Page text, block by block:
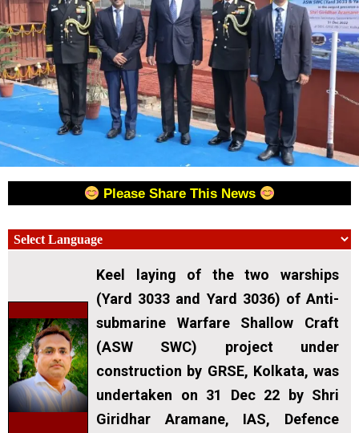
Please Share This News
Keel laying of the two warships
(Yard 3033 and Yard 3036) of Anti-
submarine Warfare Shallow Craft
(ASW SWC) project under
construction by GRSE, Kolkata, was
undertaken on 31 Dec 22 by Shri
Giridhar Aramane, IAS, Defence